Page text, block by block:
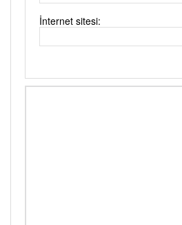
İnternet sitesi: